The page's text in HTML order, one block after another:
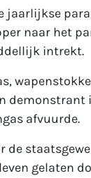
jaarlijkse
naar het
intrekt.
demonstrant
afvuurde.
gelaten